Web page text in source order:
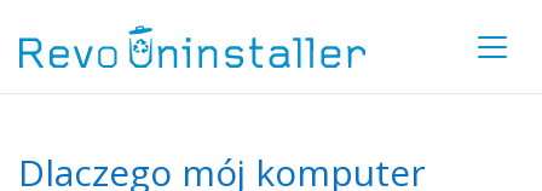
Dlaczego mój komputer